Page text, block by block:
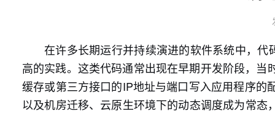
在许多长期运行并持续演进的软件系统中，
高的实践。这类代码通常出现在早期开发阶段，
缓存或第三方接口的IP地址与端口写入应用程序
以及机房迁移、云原生环境下的动态调度成为常